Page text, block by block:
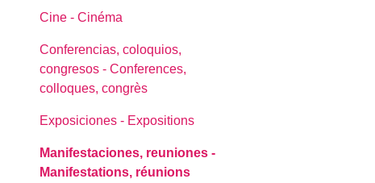
Cine - Cinéma
Conferencias, coloquios,
congresos - Conferences,
colloques, congrès
Exposiciones - Expositions
Manifestaciones, reuniones -
Manifestations, réunions